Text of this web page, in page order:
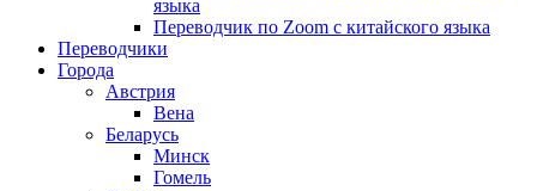
языка
Переводчик по Zoom с китайского языка
Переводчики
Города
Австрия
Вена
Беларусь
Минск
Гомель